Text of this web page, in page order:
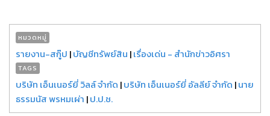
หมวดหมู่
รายงาน-สกู๊ป |บัญชีทรัพย์สิน |เรื่องเด่น - สำนักข่าวอิศรา
TAGS
บริษัท เอ็นเนอร์ยี่ วิลล์ จำกัด |บริษัท เอ็นเนอร์ยี่ อัลลีย์ จำกัด |นาย
ธรรมนัส พรหมเผ่า |ป.ป.ช.